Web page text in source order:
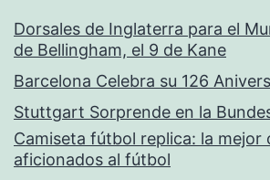
Dorsales de Inglaterra para el
de Bellingham, el 9 de Kane
Barcelona Celebra su 126
Stuttgart Sorprende en la
Camiseta fútbol replica: la mejor
aficionados al fútbol